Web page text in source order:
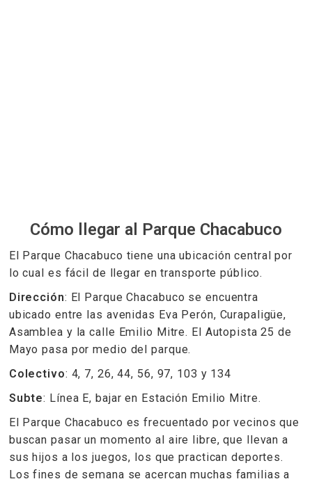
Cómo llegar al Parque Chacabuco
El Parque Chacabuco tiene una ubicación central por
lo cual es fácil de llegar en transporte público.
Dirección: El Parque Chacabuco se encuentra
ubicado entre las avenidas Eva Perón, Curapaligüe,
Asamblea y la calle Emilio Mitre. El Autopista 25 de
Mayo pasa por medio del parque.
Colectivo: 4, 7, 26, 44, 56, 97, 103 y 134
Subte: Línea E, bajar en Estación Emilio Mitre.
El Parque Chacabuco es frecuentado por vecinos que
buscan pasar un momento al aire libre, que llevan a
sus hijos a los juegos, los que practican deportes.
Los fines de semana se acercan muchas familias a